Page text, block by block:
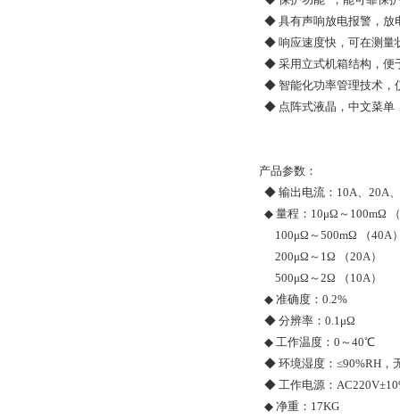
◆ 具有声响放电报警，放
◆ 响应速度快，可在测量
◆ 采用立式机箱结构，便
◆ 智能化功率管理技术，
◆ 点阵式液晶，中文菜单
产品参数：
◆ 输出电流：10A、20A
◆ 量程：10μΩ～100mΩ
100μΩ～500mΩ （40A
200μΩ～1Ω （20A）
500μΩ～2Ω （10A）
◆ 准确度：0.2%
◆ 分辨率：0.1μΩ
◆ 工作温度：0～40℃
◆ 环境湿度：≤90%RH，
◆ 工作电源：
◆ 净重：17KG